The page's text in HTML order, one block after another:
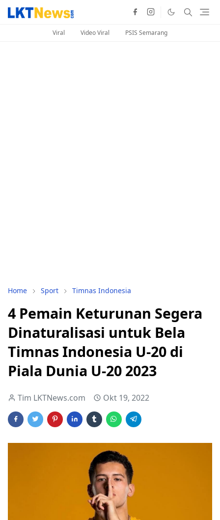
Viral Video Viral PSIS Semarang
Home Sport Timnas Indonesia
4 Pemain Keturunan Segera
Dinaturalisasi untuk Bela
Timnas Indonesia U-20 di
Piala Dunia U-20 2023
Tim LKTNews.com Okt 19, 2022